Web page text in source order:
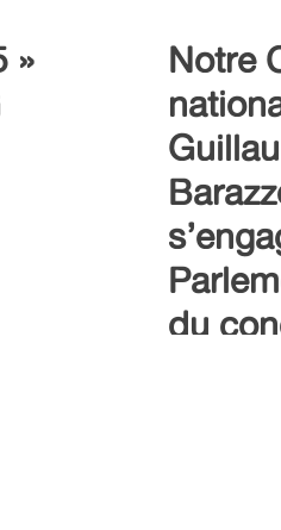
»
Notre
du